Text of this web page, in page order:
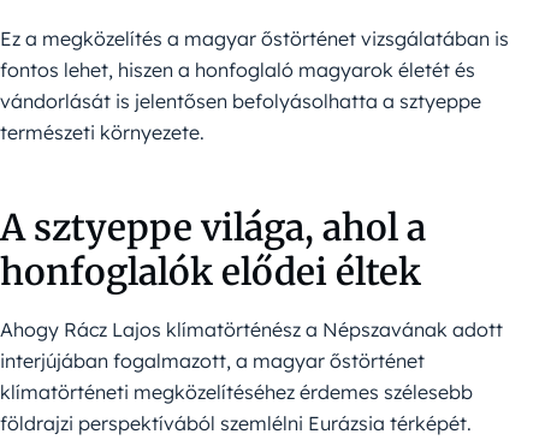
Ez a megközelítés a magyar őstörténet vizsgálatában is
fontos lehet, hiszen a honfoglaló magyarok életét és
vándorlását is jelentősen befolyásolhatta a sztyeppe
természeti környezete.
A sztyeppe világa, ahol a
honfoglalók elődei éltek
Ahogy Rácz Lajos klímatörténész a Népszavának adott
interjújában fogalmazott, a magyar őstörténet
klímatörténeti megközelítéséhez érdemes szélesebb
földrajzi perspektívából szemlélni Eurázsia térképét.